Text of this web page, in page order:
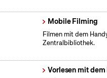
Mobile Filming
Filmen mit dem
Zentralbibliothek.
Vorlesen mit